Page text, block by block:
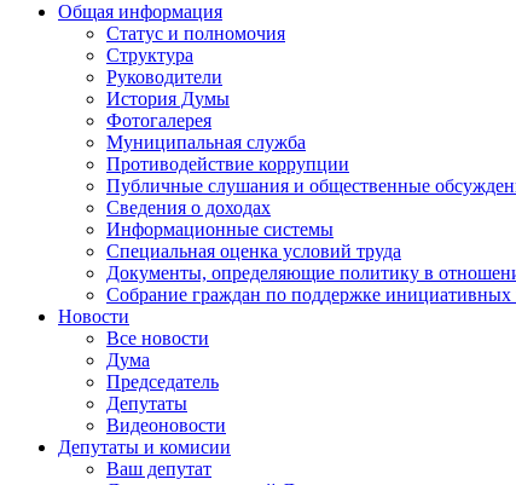
Общая информация
Статус и полномочия
Структура
Руководители
История Думы
Фотогалерея
Муниципальная служба
Противодействие коррупции
Публичные слушания и общественные
Сведения о доходах
Информационные системы
Специальная оценка условий труда
Документы, определяющие политику в
Собрание граждан по поддержке инициативных
Новости
Все новости
Дума
Председатель
Депутаты
Видеоновости
Депутаты и комисии
Ваш депутат